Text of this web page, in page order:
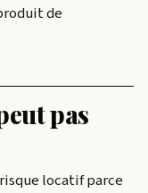
de
pas
locatif parce